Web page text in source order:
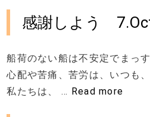
感謝しよう
船荷のない船は不安定でまっ
心配や苦痛、苦労は、いつも
私たちは、 … Read more